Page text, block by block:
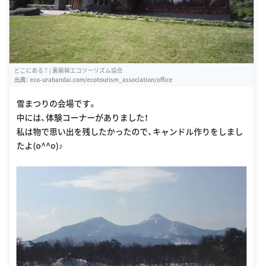
どこにある？ | 裏磐梯エコツーリズム協会
出典： eco-urabandai.com/ecotourism_association/office
雪まつりの会場です。
中には、体験コーナーがありました！
私は物で思い出を残したかったので、キャンドル作りをしまし
たよ(o^^o)♪